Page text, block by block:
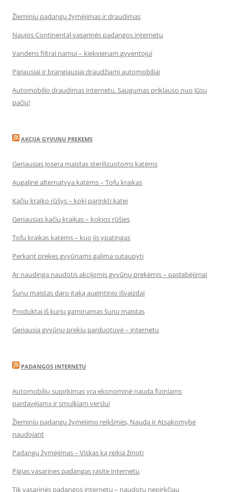
Žieminių padangų žymėjimas ir draudimas
Naujos Continental vasarinės padangos internetu
Vandens filtrai namui – kiekvienam gyventojui
Pigiausiai ir brangiausiai draudžiami automobiliai
Automobilio draudimas internetu. Saugumas priklauso nuo Jūsų
pačių!
AKCIJA GYVUNU PREKEMS
Geriausias Josera maistas sterilizuotoms katėms
Augalinė alternatyva katėms – Tofu kraikas
Kačių kraiko rūšys – kokį parinkti katei
Geriausias kačių kraikas – kokios rūšies
Tofu kraikas katėms – kuo jis ypatingas
Perkant prekes gyvūnams galima sutaupyti
Ar naudinga naudotis akcijomis gyvūnų prekėmis – pastebėjimai
Šunų maistas daro įtaką augintinio išvaizdai
Produktai iš kurių gaminamas šunų maistas
Geriausia gyvūnų prekių parduotuvė – internetu
PADANGOS INTERNETU
Automobilių supirkimas yra ekonominė nauda fiziniams
pardavėjams ir smulkiam verslui
Žieminių padangų žymėjimo reikšmės, Nauda ir Atsakomybė
naudojant
Padangų žymėjimas – Viskas ką reikia žinoti
Pigias vasarines padangas rasite internetu
Tik vasarinės padangos internetu – naudotų nepirkčiau